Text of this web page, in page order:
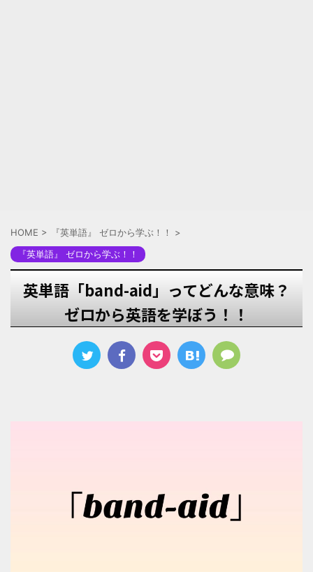
HOME > 『英単語』 ゼロから学ぶ！！
>
『英単語』 ゼロから学ぶ！！
英単語「band-aid」ってどんな意味？
ゼロから英語を学ぼう！！